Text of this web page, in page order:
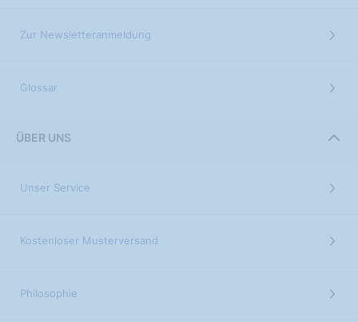
Zur Newsletteranmeldung
Glossar
ÜBER UNS
Unser Service
Kostenloser Musterversand
Philosophie